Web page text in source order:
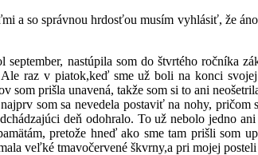
a so správnou hrdosťou musím vyhlásiť, že
nastúpila som do štvrtého ročníka
raz v piatok,keď sme už boli na konci
prišla unavená, takže som si to ani
som sa nevedela postaviť na nohy,
deň odohralo. To už nebolo jedno
pretože hneď ako sme tam prišli som
veľké tmavočervené škvrny,a pri mojej